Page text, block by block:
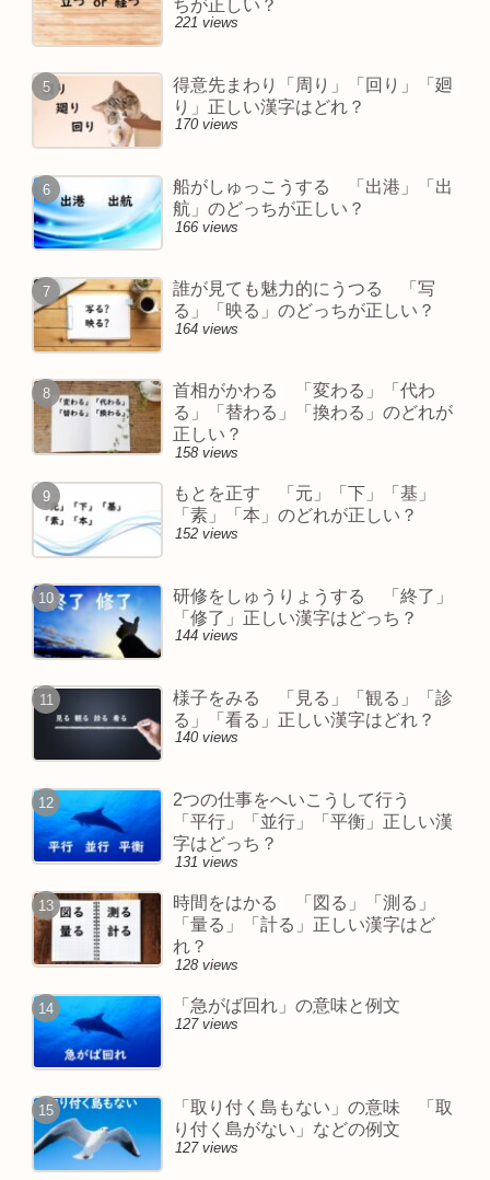
ちが正しい？
221 views
得意先まわり「周り」「回り」「廻
り」正しい漢字はどれ？
170 views
船がしゅっこうする 「出港」「出
航」のどっちが正しい？
166 views
誰が見ても魅力的にうつる 「写
る」「映る」のどっちが正しい？
164 views
首相がかわる 「変わる」「代わ
る」「替わる」「換わる」のどれが
正しい？
158 views
もとを正す 「元」「下」「基」
「素」「本」のどれが正しい？
152 views
研修をしゅうりょうする 「終了」
「修了」正しい漢字はどっち？
144 views
様子をみる 「見る」「観る」「診
る」「看る」正しい漢字はどれ？
140 views
2つの仕事をへいこうして行う
「平行」「並行」「平衡」正しい漢
字はどっち？
131 views
時間をはかる 「図る」「測る」
「量る」「計る」正しい漢字はど
れ？
128 views
「急がば回れ」の意味と例文
127 views
「取り付く島もない」の意味 「取
り付く島がない」などの例文
127 views